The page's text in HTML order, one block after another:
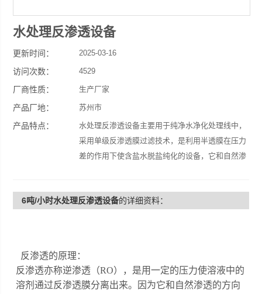
水处理反渗透设备
更新时间： 2025-03-16
访问次数： 4529
厂商性质： 生产厂家
产品厂地： 苏州市
产品特点：
水处理反渗透设备主要用于纯净水净化处理线中，
采用单级反渗透膜过滤技术，是利用半透膜在压力
差的作用下使含盐水脱盐纯化的设备，它和自然渗
6吨/小时水处理反渗透设备的详细资料：
反渗透的原理：
反渗透亦称逆渗透（RO），是用一定的压力使溶液中的
溶剂通过反渗透膜分离出来。因为它和自然渗透的方向